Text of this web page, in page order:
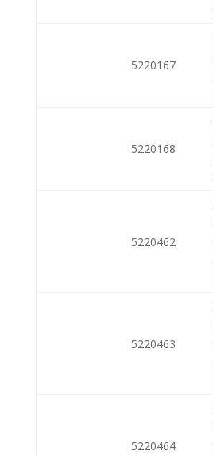
5220167
5220168
5220462
5220463
5220464